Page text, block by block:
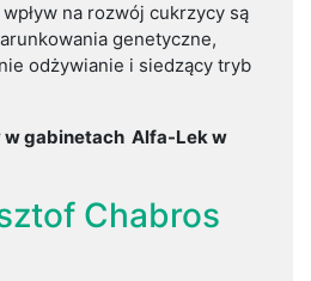
na rozwój cukrzycy są
genetyczne,
odżywianie i siedzący tryb
gabinetach Alfa-Lek w
Chabros